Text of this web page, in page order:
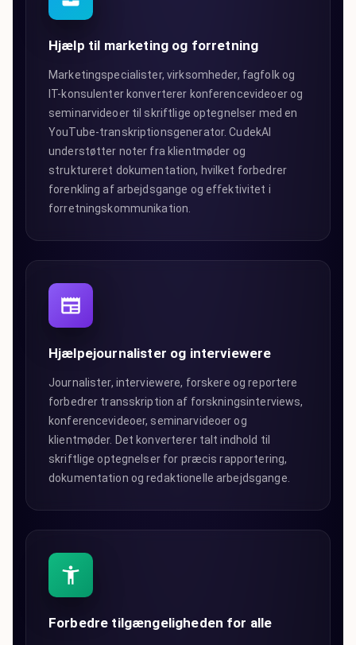
Hjælp til marketing og forretning
Marketingspecialister, virksomheder, fagfolk og
IT-konsulenter konverterer konferencevideoer og
seminarvideoer til skriftlige optegnelser med en
YouTube-transkriptionsgenerator. CudekAI
understøtter noter fra klientmøder og
struktureret dokumentation, hvilket forbedrer
forenkling af arbejdsgange og effektivitet i
forretningskommunikation.
Hjælpejournalister og interviewere
Journalister, interviewere, forskere og reportere
forbedrer transskription af forskningsinterviews,
konferencevideoer, seminarvideoer og
klientmøder. Det konverterer talt indhold til
skriftlige optegnelser for præcis rapportering,
dokumentation og redaktionelle arbejdsgange.
Forbedre tilgængeligheden for alle